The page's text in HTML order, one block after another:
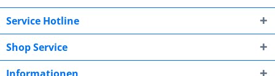
Service Hotline
Shop Service